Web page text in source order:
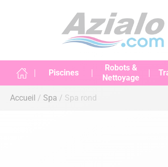
Piscines
Robots &
Nettoyage
Accueil Spa Spa rond